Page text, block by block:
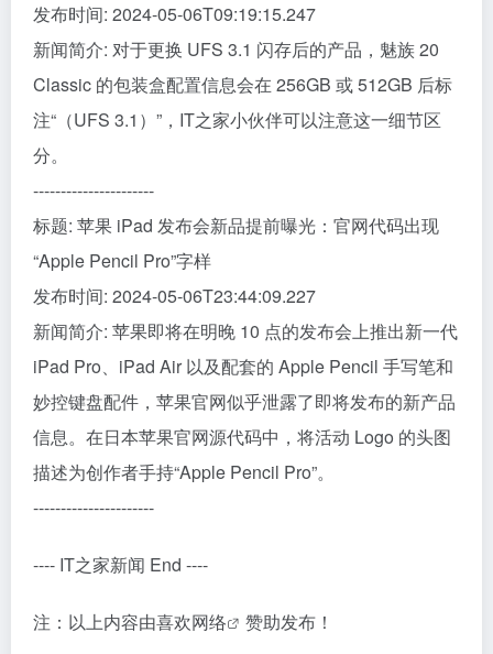
发布时间: 2024-05-06T09:19:15.247
新闻简介: 对于更换 UFS 3.1 闪存后的产品，魅族 20
Classic 的包装盒配置信息会在 256GB 或 512GB 后标
注“（UFS 3.1）”，IT之家小伙伴可以注意这一细节区
分。
----------------------
标题: 苹果 iPad 发布会新品提前曝光：官网代码出现
“Apple Pencil Pro”字样
发布时间: 2024-05-06T23:44:09.227
新闻简介: 苹果即将在明晚 10 点的发布会上推出新一代
iPad Pro、iPad Air 以及配套的 Apple Pencil 手写笔和
妙控键盘配件，苹果官网似乎泄露了即将发布的新产品
信息。在日本苹果官网源代码中，将活动 Logo 的头图
描述为创作者手持“Apple Pencil Pro”。
----------------------
---- IT之家新闻 End ----
注：以上内容由喜欢网络 赞助发布！